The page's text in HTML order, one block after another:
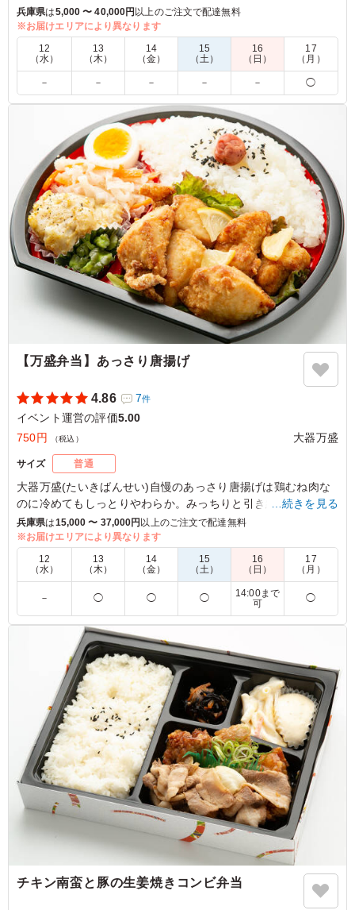
ンドと、フワッフワでとろける口どけのブリオッシュで、フレ
ッシュな玉子をサンドしたブリオッシュサンドのセット。クロ
ワッサンもブリオッシュも毎朝焼きたてのもので作っていま
す。
5.0 株式会社Ｓｔｙｌｅ Ｕｐ
いろんなメニューや、バランスも良くてよかったです。あ
えて言うのでしたら、もっと違うメニューを増やしてほし
いのと、簡単なサブメニュー的な物も欲しいです。フライ
ドポテトなど
ご利用シーン：イベント運営›お祭り
大阪府大阪市生野区中川西2025/12/01
兵庫県は5,000 〜 40,000円以上のご注文で配達無料
※お届けエリアにより異なります
12
（水）
13
（木）
14
（金）
15
（土）
16
（日）
17
（月）
－ － － － － ◯
【万盛弁当】あっさり唐揚げ
4.86 7件
イベント運営の評価5.00
750円
（税込） 大器万盛
サイズ 普通
大器万盛(たいきばんせい)自慢のあっさり唐揚げは鶏むね肉な
のに冷めてもしっとりやわらか。みっちりと引き締まったお肉
が特徴です。噛み応え抜群の食感をお楽しみください！
5.0 淀川河川公園管理センター
イベントボランティアさん用に購入したため味は確認して
いませんが、若い専門学生さんも満足の量で、年齢の高い
ボランティアさんにも揚げ物ですが食べやすく喜んでいた
だけました。 また、利用させていただきます、ありがと
うございました。
ご利用シーン：イベント運営›イベントスタッフ
大阪府枚方市桜町2024/11/11
…続きを見る
兵庫県は15,000 〜 37,000円 以上のご注文で配達無料
※お届けエリアにより異なります
12
（水）
13
（木）
14
（金）
15
（土）
16
（日）
17
（月）
－ ◯ ◯ ◯
14:00まで
可
◯
チキン南蛮と豚の生姜焼きコンビ弁当